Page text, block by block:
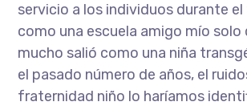
servicio a los individuos durante el
como una escuela amigo mío solo
mucho salió como una niña
el pasado número de años, el
fraternidad niño lo haríamos